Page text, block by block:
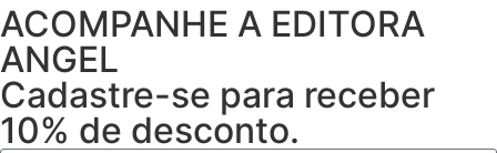
ACOMPANHE A EDITORA
ANGEL
Cadastre-se para receber
10% de desconto.